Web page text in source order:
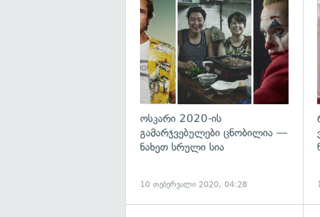
ოსკარი 2020-ის
გამარჯვებულები ცნობილია —
ნახეთ სრული სია
10 თებერვალი 2020, 04:28